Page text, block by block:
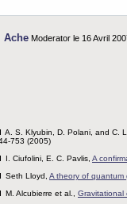
Ache Moderator le 16 Avril
A. S. Klyubin, D. Polani, and C.
753 (2005)
I. Ciufolini, E. C. Pavlis, A
Seth Lloyd, A theory of quantum
M. Alcubierre et al., Gravitational